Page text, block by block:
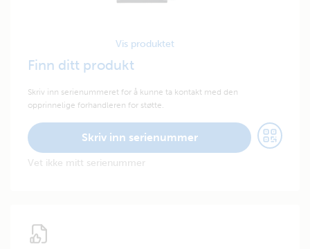
Vis produktet
Finn ditt produkt
Skriv inn serienummeret for å kunne ta kontakt med den
opprinnelige forhandleren for støtte.
Skriv inn serienummer
Vet ikke mitt serienummer